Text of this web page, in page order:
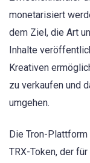
monetarisiert
dem Ziel, die Art
Inhalte
Kreativen
zu verkaufen und
umgehen.
Die Tron-
TRX-Token, der